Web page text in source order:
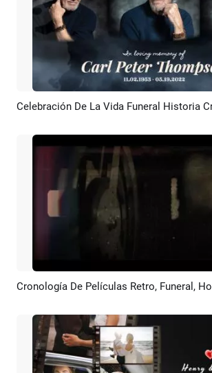
Previsualizar Crear IA
Previsualizar Crear IA